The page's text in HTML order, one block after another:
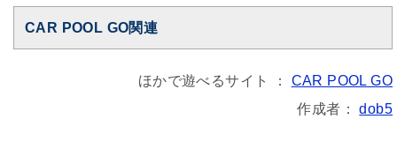
CAR POOL GO関連
ほかで遊べるサイト ： CAR POOL GO
作成者：dob5